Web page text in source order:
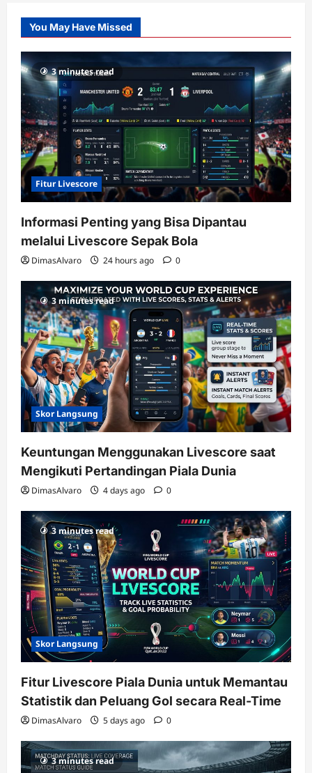
Slot
Gacor
RTP
terupdate
You May Have Missed
3 minutes read
Fitur Livescore
Informasi Penting yang Bisa Dipantau
melalui Livescore Sepak Bola
DimasAlvaro 24 hours ago 0
3 minutes read
Skor Langsung
Keuntungan Menggunakan Livescore saat
Mengikuti Pertandingan Piala Dunia
DimasAlvaro 4 days ago 0
3 minutes read
Skor Langsung
Fitur Livescore Piala Dunia untuk Memantau
Statistik dan Peluang Gol secara Real-Time
DimasAlvaro 5 days ago 0
3 minutes read